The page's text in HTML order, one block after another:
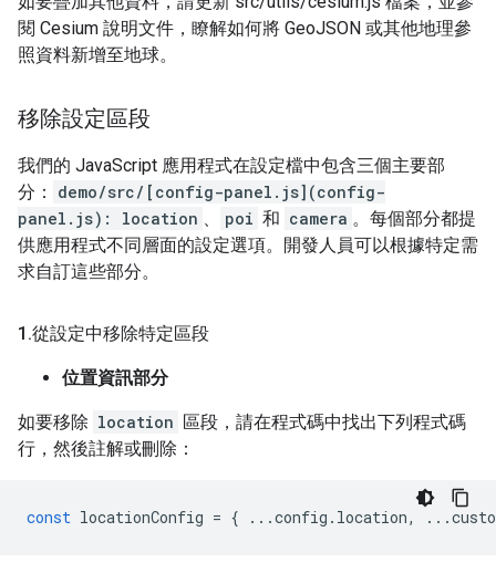
閱 Cesium 說明文件，瞭解如何將 GeoJSON 或其他地理參
照資料新增至地球。
移除設定區段
我們的 JavaScript 應用程式在設定檔中包含三個主要部
分：
demo/src/[config-panel.js](config-
panel.js): location
poi 和 camera 。每個部分都提
供應用程式不同層面的設定選項。開發人員可以根據特定需
求自訂這些部分。
1 .從設定中移除特定區段
位置資訊部分
如要移除 location 區段，請在程式碼中找出下列程式碼
行，然後註解或刪除：
const locationConfig = { ...config . location, ...